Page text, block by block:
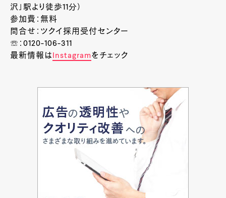
沢」駅より徒歩11分）
参加費：無料
問合せ：ツクイ採用受付センター
☏：0120-106-311
最新情報は Instagramをチェック